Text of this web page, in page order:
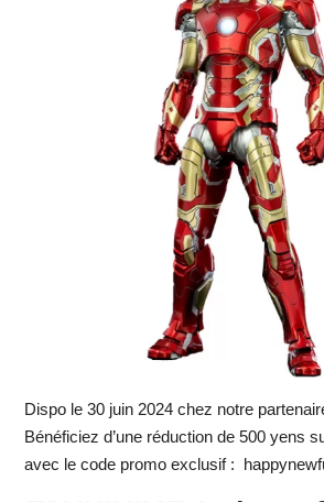
Dispo le 30 juin 2024 chez notre
Bénéficiez d’une réduction de 500 yens
avec le code promo exclusif :